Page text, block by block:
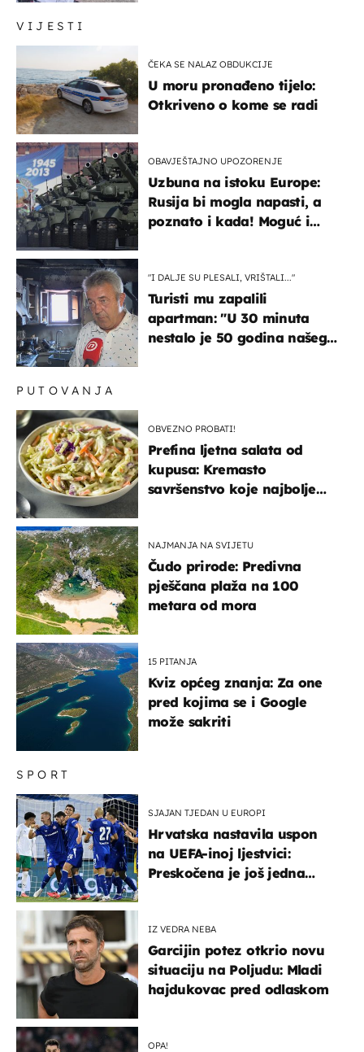
VIJESTI
ČEKA SE NALAZ OBDUKCIJE
U moru pronađeno tijelo:
Otkriveno o kome se radi
OBAVJEŠTAJNO UPOZORENJE
Uzbuna na istoku Europe:
Rusija bi mogla napasti, a
poznato i kada! Moguć i
"I DALJE SU PLESALI, VRIŠTALI..."
Turisti mu zapalili
apartman: "U 30 minuta
nestalo je 50 godina našeg
SPORT
SJAJAN TJEDAN U EUROPI
Hrvatska nastavila uspon
na UEFA-inoj ljestvici:
Preskočena je još jedna
IZ VEDRA NEBA
Garcijin potez otkrio novu
situaciju na Poljudu: Mladi
hajdukovac pred odlaskom
OPA!
PUTOVANJA
OBVEZNO PROBATI!
Prefina ljetna salata od
kupusa: Kremasto
savršenstvo koje najbolje
NAJMANJA NA SVIJETU
Čudo prirode: Predivna
pješčana plaža na 100
metara od mora
15 PITANJA
Kviz općeg znanja: Za one
pred kojima se i Google
može sakriti